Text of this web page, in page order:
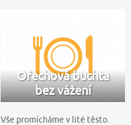
Ořechová buchta
bez vážení
Vše promícháme v lité těsto.